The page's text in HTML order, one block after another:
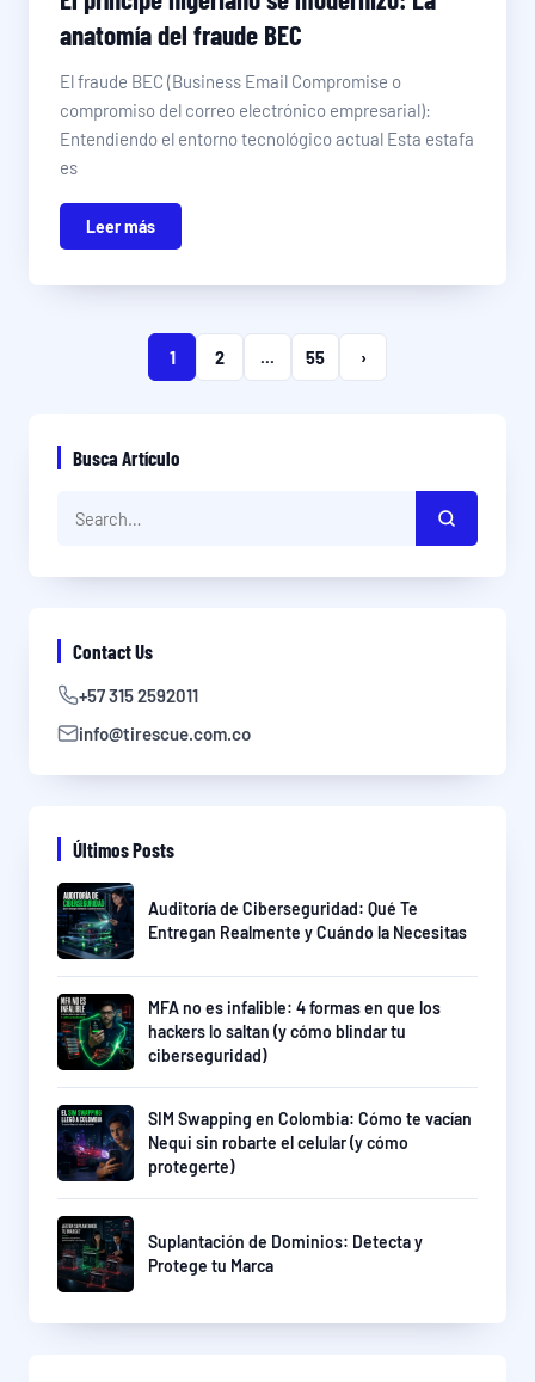
anatomía del fraude BEC
El fraude BEC (Business Email Compromise o
compromiso del correo electrónico empresarial):
Entendiendo el entorno tecnológico actual Esta estafa
es
Leer más
1 2 ... 55 ›
Busca Artículo
Contact Us
+57 315 2592011
info@tirescue.com.co
Últimos Posts
Auditoría de Ciberseguridad: Qué Te
Entregan Realmente y Cuándo la Necesitas
MFA no es infalible: 4 formas en que los
hackers lo saltan (y cómo blindar tu
ciberseguridad)
SIM Swapping en Colombia: Cómo te vacían
Nequi sin robarte el celular (y cómo
protegerte)
Suplantación de Dominios: Detecta y
Protege tu Marca